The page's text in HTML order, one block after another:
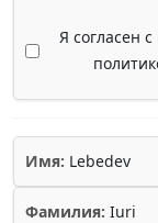
Я согласен
Имя: Lebedev
Фамилия: Iuri